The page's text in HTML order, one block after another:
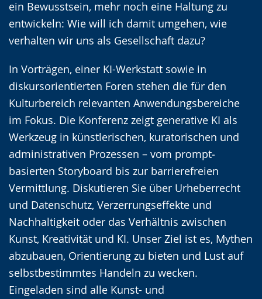
ein Bewusstsein, mehr noch eine Haltung zu
entwickeln: Wie will ich damit umgehen, wie
verhalten wir uns als Gesellschaft dazu?
In Vorträgen, einer KI-Werkstatt sowie in
diskursorientierten Foren stehen die für den
Kulturbereich relevanten Anwendungsbereiche
im Fokus. Die Konferenz zeigt generative KI als
Werkzeug in künstlerischen, kuratorischen und
administrativen Prozessen – vom prompt­
basierten Storyboard bis zur barrierefreien
Vermittlung. Diskutieren Sie über Urheberrecht
und Datenschutz, Verzerrungseffekte und
Nachhaltigkeit oder das Verhältnis zwischen
Kunst, Kreativität und KI. Unser Ziel ist es, Mythen
abzubauen, Orientierung zu bieten und Lust auf
selbstbestimmtes Handeln zu wecken.
Eingeladen sind alle Kunst- und